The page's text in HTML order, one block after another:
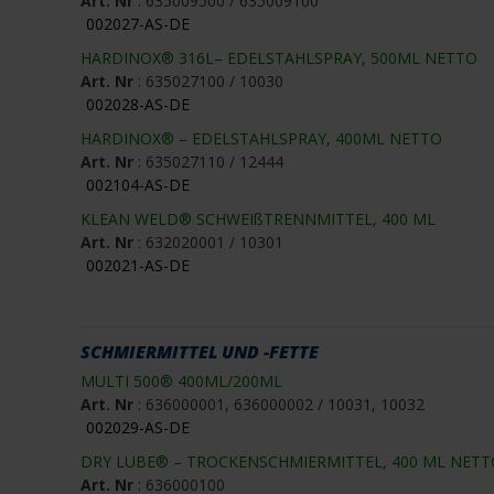
002027-AS-DE
HARDINOX® 316L– EDELSTAHLSPRAY, 500ML NETTO
Art. Nr : 635027100 / 10030
002028-AS-DE
HARDINOX® – EDELSTAHLSPRAY, 400ML NETTO
Art. Nr : 635027110 / 12444
002104-AS-DE
KLEAN WELD® SCHWEIßTRENNMITTEL, 400 ML
Art. Nr : 632020001 / 10301
002021-AS-DE
SCHMIERMITTEL UND -FETTE
MULTI 500® 400ML/200ML
Art. Nr : 636000001, 636000002 / 10031, 10032
002029-AS-DE
DRY LUBE® – TROCKENSCHMIERMITTEL, 400 ML
Art. Nr : 636000100